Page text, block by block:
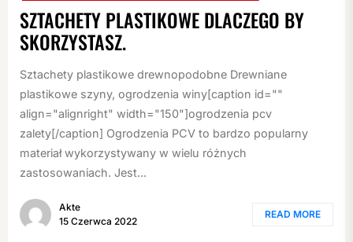
SZTACHETY PLASTIKOWE DLACZEGO BY
SKORZYSTASZ.
Sztachety plastikowe drewnopodobne Drewniane
plastikowe szyny, ogrodzenia winy[caption id=""
align="alignright" width="150"]ogrodzenia pcv
zalety[/caption] Ogrodzenia PCV to bardzo popularny
materiał wykorzystywany w wielu różnych
zastosowaniach. Jest...
Akte
15 Czerwca 2022
READ MORE